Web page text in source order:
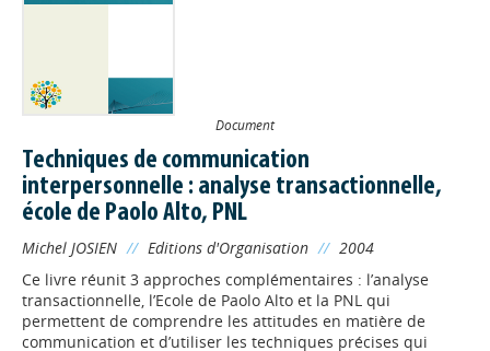
Document
Techniques de communication
interpersonnelle : analyse transactionnelle,
école de Paolo Alto, PNL
Michel JOSIEN // Editions d'Organisation // 2004
Ce livre réunit 3 approches complémentaires : l’analyse
transactionnelle, l’Ecole de Paolo Alto et la PNL qui
permettent de comprendre les attitudes en matière de
communication et d’utiliser les techniques précises qui